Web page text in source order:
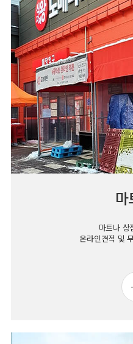
마트나 상
온라인견적 및